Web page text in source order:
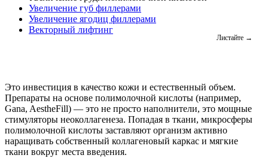
Увеличение губ филлерами
Увеличение ягодиц филлерами
Векторный лифтинг
Это инвестиция в качество кожи и естественный объем.
Препараты на основе полимолочной кислоты (например,
Gana, AestheFill) — это не просто наполнители, это мощные
стимуляторы неоколлагенеза. Попадая в ткани, микросферы
полимолочной кислоты заставляют организм активно
наращивать собственный коллагеновый каркас и мягкие
ткани вокруг места введения.